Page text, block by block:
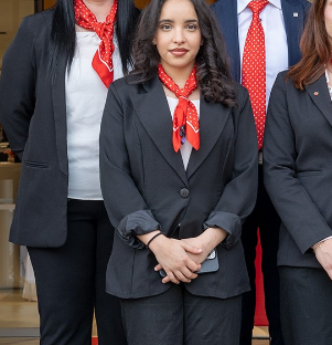
Tel: 800378378
lun - ven: 08.00 - 22.00
sab : 08.00 - 14.00